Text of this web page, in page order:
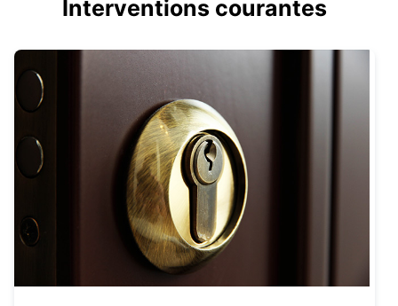
Interventions courantes